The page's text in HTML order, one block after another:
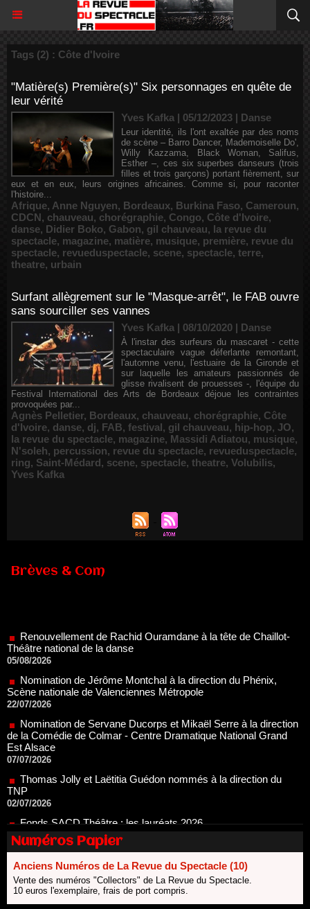
Tags (2) : Côte d'Ivoire
"Matière(s) Première(s)" Six personnages en quête de
leur vérité
Yves Kafka | 05/12/2023 | Danse
Leur identité, ils l'ont exaltée par des noms
de scène – Barro Dancer, Mademoiselle Do',
Willy Kazzama, Black Woman, Salifus,
Esther –, ces six superbes danseurs (trois
filles et trois garçons) portant fièrement, sur
eux et en eux, leurs origines africaines. Comme si, pour raconter
l'histoire...
Afrique, Anne Nguyen, Bordeaux, Burkina Faso, Cameroun,
CDCN, chauveau, chorégraphie, Congo, Côte d'Ivoire,
danse, Didier Boko, Gabon, gil chauveau, la revue du
spectacle, magazine, matière, musique, première, revue du
spectacle, revueduspectacle, scene, spectacle, terre,
theatre, urbain
Surfant allègrement sur le "Masque-arrêt", le FAB ouvre
sans sourciller ses vannes
Yves Kafka | 08/10/2020 | Danse
À l'instar des surfeurs du mascaret - cette
spectaculaire vague déferlante remontant,
l'automne venu, l'estuaire de la Gironde et
sur laquelle les amateurs passionnés de
glisse rivalisent de prouesses -, l'équipe du
Festival International des Arts de Bordeaux déjoue les contraintes
provoquées par...
Agnès Pelletier, Bordeaux, chauveau, chorégraphie, Côte
d'Ivoire, danse, dj, FAB, festival, gil chauveau, hip-hop, JO,
la revue du spectacle, magazine, Massidi Adiatou, musique,
N'soleh, percussion, revue du spectacle, revueduspectacle,
ring, Saint-Médard, scene, spectacle, theatre, Volubilis,
Yves Kafka
Brèves & Com
05/08/2026
Nomination de Jérôme Montchal à la direction du Phénix,
Scène nationale de Valenciennes Métropole
22/07/2026
Nomination de Servane Ducorps et Mikaël Serre à la direction
de la Comédie de Colmar - Centre Dramatique National Grand
Est Alsace
07/07/2026
Thomas Jolly et Laëtitia Guédon nommés à la direction du
TNP
02/07/2026
Fonds SACD Théâtre : les lauréats 2026
23/06/2026
Dispositif ARTCENA Écrire pour le cirque, les lauréats 2026 !
20/06/2026
Le palmarès des prix SACD 2026
18/06/2026
Les 10 lauréats du Fonds Grandes Formes Théâtre 2026
SACD
Numéros Papier
Anciens Numéros de La Revue du Spectacle (10)
Vente des numéros "Collectors" de La Revue du Spectacle.
10 euros l'exemplaire, frais de port compris.